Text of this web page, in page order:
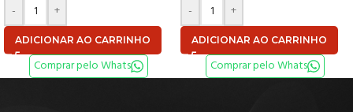
-
+
ADICIONAR AO CARRINHO
Comprar pelo Whats
-
+
ADICIONAR AO CARRINHO
Comprar pelo Whats